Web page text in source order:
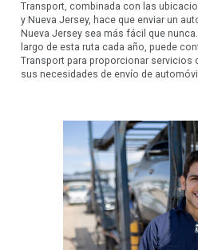
Transport, combinada con las
y Nueva Jersey, hace que enviar un
Nueva Jersey sea más fácil que
largo de esta ruta cada año, puede
Transport para proporcionar servicios
sus necesidades de envío de